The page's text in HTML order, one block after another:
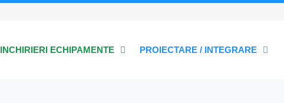
INCHIRIERI ECHIPAMENTE PROIECTARE / INTEGRARE